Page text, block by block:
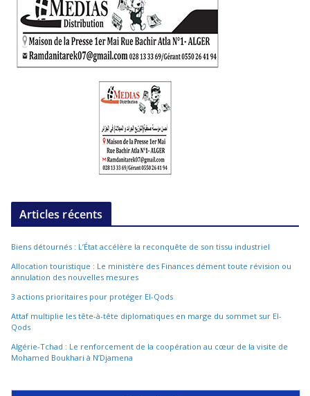
Articles récents
Biens détournés : L’État accélère la reconquête de son tissu industriel
Allocation touristique : Le ministère des Finances dément toute révision ou
annulation des nouvelles mesures
3 actions prioritaires pour protéger El-Qods
Attaf multiplie les tête-à-tête diplomatiques en marge du sommet sur El-
Qods
Algérie-Tchad : Le renforcement de la coopération au cœur de la visite de
Mohamed Boukhari à N’Djamena